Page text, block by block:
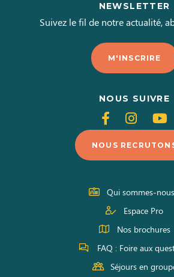
NEWSLETTER
Suivez le fil de notre actualité,
M'INSCRIRE
NOUS SUIVRE
Suivez-
nous
sur
Facebook
Suivez-
nous
sur
NOUS
Qui sommes-
Espace Pro
Nos brochures
FAQ : Foire aux
Séjours en